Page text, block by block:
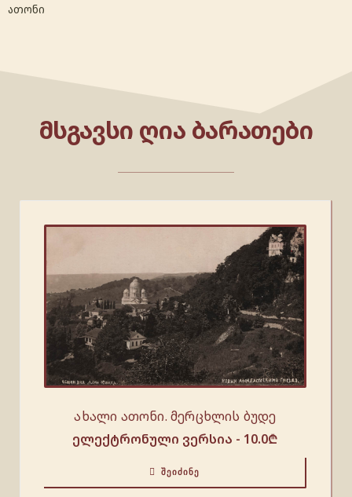
ათონი
ᲛᲡᲒᲐᲕᲡᲘ ᲦᲘᲐ ᲑᲐᲠᲐᲗᲔᲑᲘ
ახალი ათონი. მერცხლის ბუდე
ელექტრონული ვერსია - 10.0₾
ᲨᲔᲘᲫᲘᲜᲔ